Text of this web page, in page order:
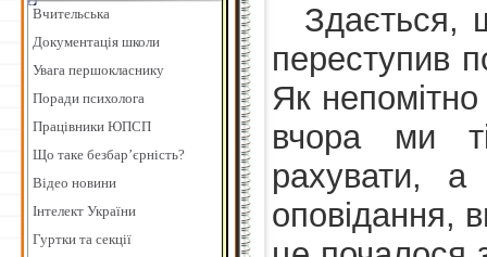
Вчительська
Документація школи
Увага першокласнику
Поради психолога
Працівники ЮПСП
Що таке безбар’єрність?
Відео новини
Інтелект України
Гуртки та секції
Здається,
переступив
Як
вчора ми
рахувати,
оповідання,